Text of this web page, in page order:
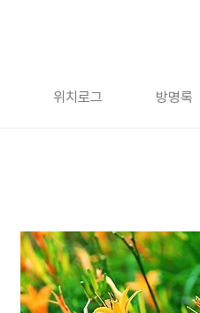
위치로그 방명록